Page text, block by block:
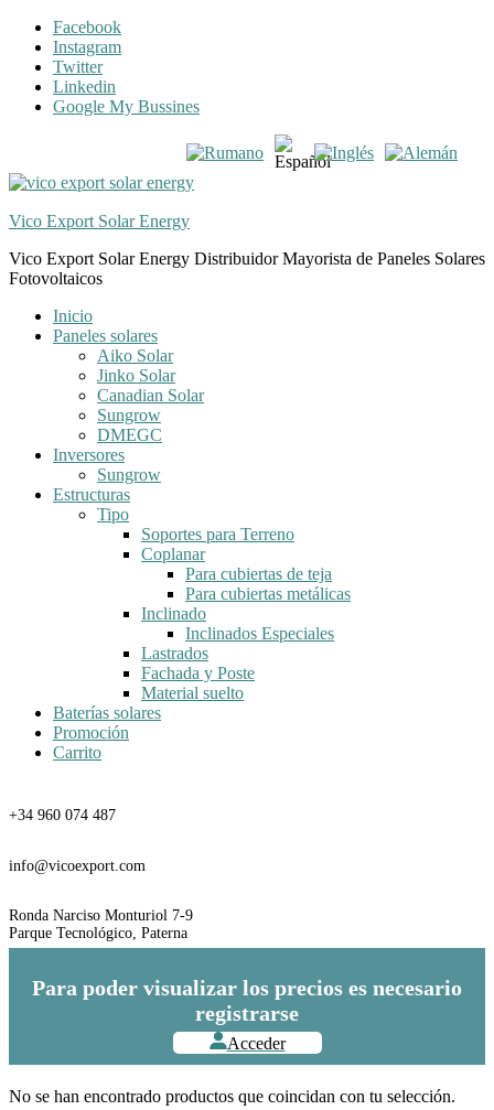
Skip
navigation
Skip
content
Facebook
Instagram
Twitter
Linkedin
Google My Bussines
Vico Export Solar Energy
Vico Export Solar Energy Distribuidor Mayorista de Paneles Solares
Fotovoltaicos
Toggle
navigation
Inicio
Paneles solares
Aiko Solar
Jinko Solar
Canadian Solar
Sungrow
DMEGC
Inversores
Sungrow
Estructuras
Tipo
Soportes para Terreno
Coplanar
Para cubiertas de teja
Para cubiertas metálicas
Inclinado
Inclinados Especiales
Lastrados
Fachada y Poste
Material suelto
Baterías solares
Promoción
Carrito
Teléfono
+34 960 074 487
Email
info@vicoexport.com
Dirección
Ronda Narciso Monturiol 7-9
Parque Tecnológico, Paterna
Para poder visualizar los precios es necesario
registrarse
Acceder
No se han encontrado productos que coincidan con tu selección.